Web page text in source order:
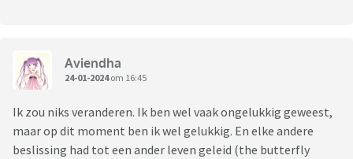
Aviendha
24-01-2024om 16:45
Ik zou niks veranderen. Ik ben wel vaak ongelukkig geweest,
maar op dit moment ben ik wel gelukkig. En elke andere
beslissing had tot een ander leven geleid (the butterfly